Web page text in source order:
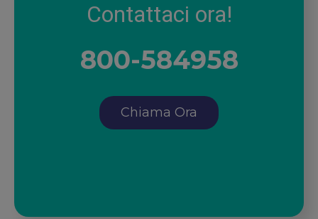
Contattaci ora!
800-584958
Chiama Ora